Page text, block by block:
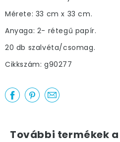
Mérete: 33 cm x 33 cm.
Anyaga: 2- rétegű papír.
20 db szalvéta/csomag.
Cikkszám: g90277
További termékek